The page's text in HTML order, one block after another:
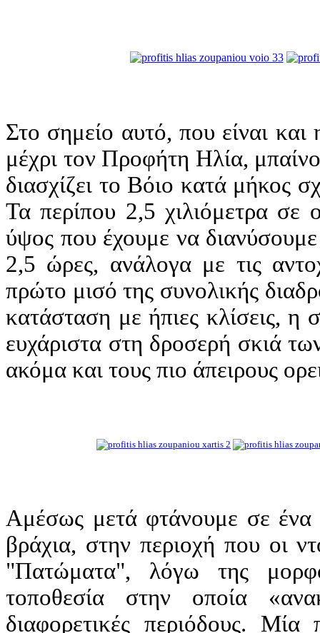
Στο σημείο αυτό, που είναι
μέχρι τον Προφήτη Ηλία,
διασχίζει το Βόιο κατά μήκος
Τα περίπου 2,5 χιλιόμετρα σε
ύψος που έχουμε να
2,5 ώρες, ανάλογα με τις
πρώτο μισό της συνολικής
κατάσταση με ήπιες κλίσεις, η
ευχάριστα στη δροσερή σκιά
ακόμα και τους πιο άπειρους
Αμέσως μετά φτάνουμε σε
βράχια, στην περιοχή που οι
"Πατώματα", λόγω της
τοποθεσία στην οποία «
διαφορετικές περιόδους.